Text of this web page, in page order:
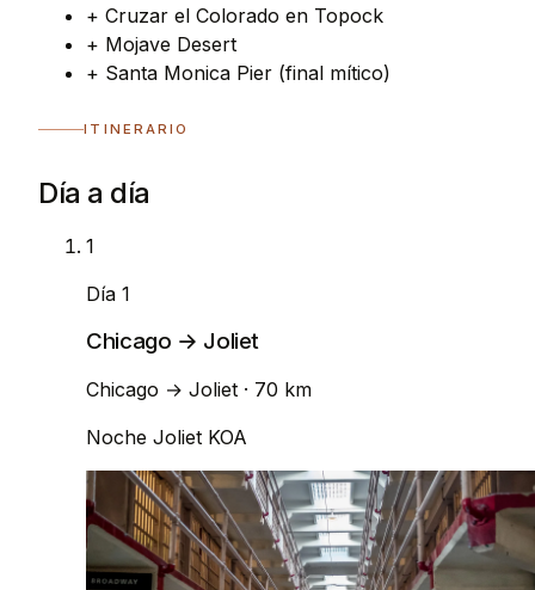
+ Cruzar el Colorado en Topock
+ Mojave Desert
+ Santa Monica Pier (final mítico)
ITINERARIO
Día a día
1
Día 1
Chicago → Joliet
Chicago → Joliet · 70 km
Noche Joliet KOA